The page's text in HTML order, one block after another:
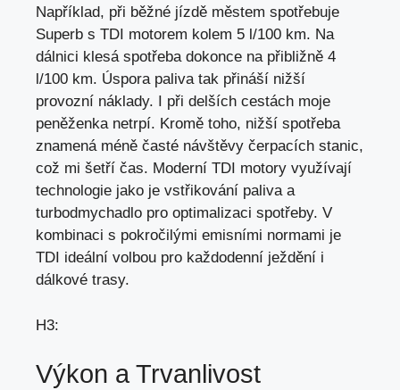
Například, při běžné jízdě městem spotřebuje
Superb s TDI motorem kolem 5 l/100 km. Na
dálnici klesá spotřeba dokonce na přibližně 4
l/100 km. Úspora paliva tak přináší nižší
provozní náklady. I při delších cestách moje
peněženka netrpí. Kromě toho, nižší spotřeba
znamená méně časté návštěvy čerpacích stanic,
což mi šetří čas. Moderní TDI motory využívají
technologie jako je vstřikování paliva a
turbodmychadlo pro optimalizaci spotřeby. V
kombinaci s pokročilými emisními normami je
TDI ideální volbou pro každodenní ježdění i
dálkové trasy.
H3:
Výkon a Trvanlivost